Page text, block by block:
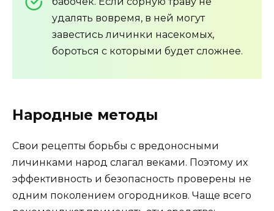
удалять вовремя, в ней могут
завестись личинки насекомых,
бороться с которыми будет сложнее.
Народные методы
Свои рецепты борьбы с вредоносными
личинками народ слагал веками. Поэтому их
эффективность и безопасность проверены не
одним поколением огородников. Чаще всего